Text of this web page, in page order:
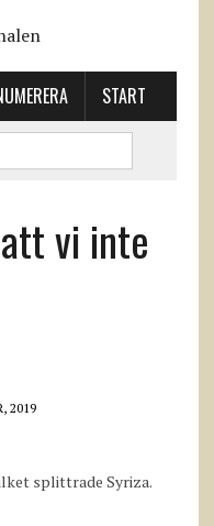
START
vi inte
2019
splittrade Syriza.